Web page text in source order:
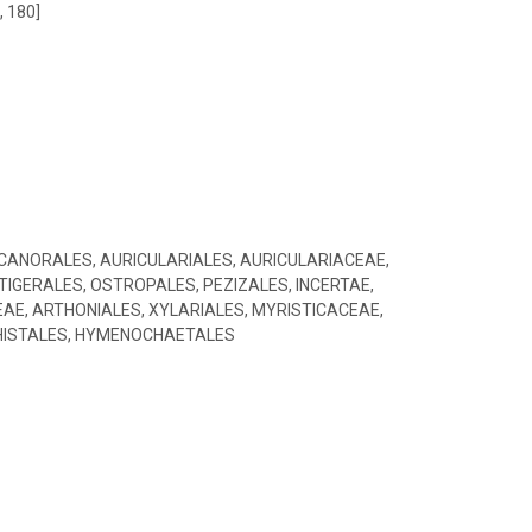
AURICULARIALES, AURICULARIACEAE,
OSTROPALES, PEZIZALES, INCERTAE,
ARTHONIALES, XYLARIALES, MYRISTICACEAE,
HYMENOCHAETALES